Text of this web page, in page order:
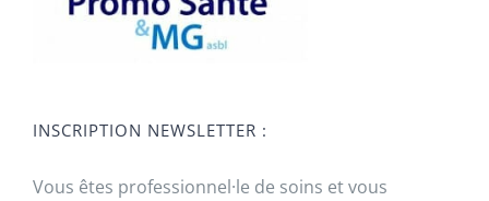
INSCRIPTION NEWSLETTER :
Vous êtes professionnel·le de soins et vous